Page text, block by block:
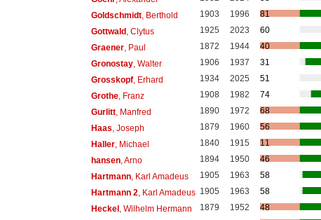
Goldschmidt, Berthold 1903 1996
81
Gottwald , Clytus 1925 2023
60
Graener, Paul 1872 1944
40
Gronostay, Walter 1906 1937
31
Grosskopf, Erhard 1934 2025
51
Grothe, Franz 1908 1982
74
Gurlitt, Manfred 1890 1972
68
Haas, Joseph 1879 1960
56
Haller, Michael 1840 1915
11
hansen, Arno 1894 1950
46
Hartmann, Karl Amadeus 1905 1963
58
Hartmann 2, Karl Amadeus 1905 1963
58
Heckel , Wilhelm Hermann 1879 1952
48